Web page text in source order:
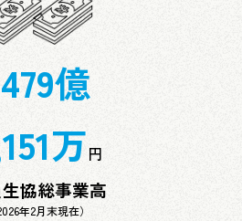
交流会を北海道にて実施しま
億
万円
協総事業高
年2月末現在）